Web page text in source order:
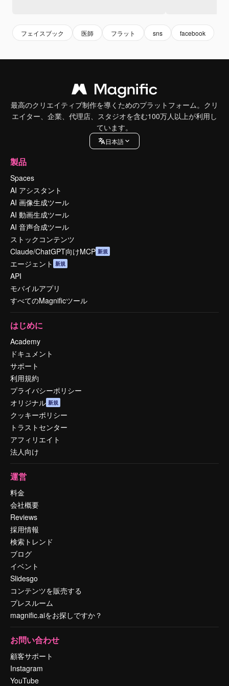
フェイスブック 医師 フラット sns facebook
最高のクリエイティブ制作を導くためのプラットフォーム。クリ
エイター、企業、代理店、スタジオを含む100万人以上が利用し
ています。
日本語
製品
Spaces
AI アシスタント
AI 画像生成ツール
AI 動画生成ツール
AI 音声合成ツール
ストックコンテンツ
Claude/ChatGPT向けMCP 新規
エージェント 新規
API
モバイルアプリ
すべてのMagnificツール
はじめに
Academy
ドキュメント
サポート
利用規約
プライバシーポリシー
オリジナル 新規
クッキーポリシー
トラストセンター
アフィリエイト
法人向け
運営
料金
会社概要
Reviews
採用情報
検索トレンド
ブログ
イベント
Slidesgo
コンテンツを販売する
プレスルーム
magnific.aiをお探しですか？
お問い合わせ
顧客サポート
Instagram
YouTube